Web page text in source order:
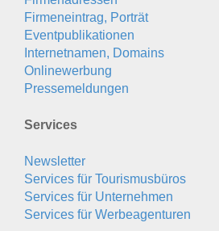
Firmeneintrag, Porträt
Eventpublikationen
Internetnamen, Domains
Onlinewerbung
Pressemeldungen
Services
Newsletter
Services für Tourismusbüros
Services für Unternehmen
Services für Werbeagenturen